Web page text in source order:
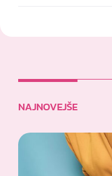
NAJNOVEJŠE